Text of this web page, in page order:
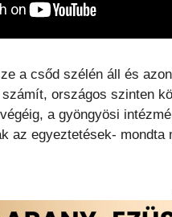
a csőd szélén áll és
országos szinten
a gyöngyösi
az egyeztetések-